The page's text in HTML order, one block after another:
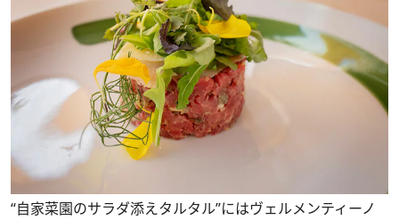
“自家菜園のサラダ添えタルタル”にはヴェルメンティーノ